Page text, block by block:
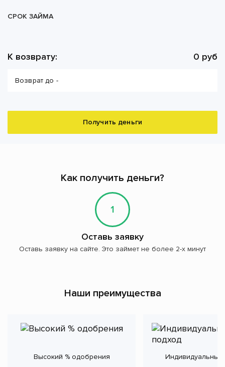
СРОК ЗАЙМА
К возврату: 0 руб
Возврат до -
Получить деньги
Как получить деньги?
1
Оставь заявку
Оставь заявку на сайте. Это займет не более 2-х минут
Наши преимущества
Высокий % одобрения Индивидуальный